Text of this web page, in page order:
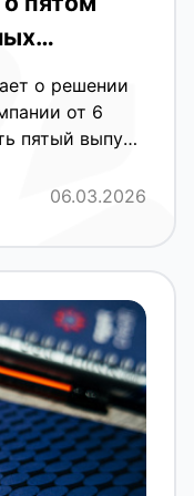
сумов
о решении
от 6
пятый выпуск
и
на
000 сум
000 000 штук
000 сум за
06.03.2026